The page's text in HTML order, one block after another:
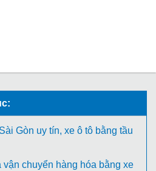
Gòn uy tín, xe ô tô bằng tầu
chuyển hàng hóa bằng xe